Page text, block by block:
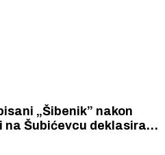
„Šibenik” nakon
Šubićevcu deklasirao